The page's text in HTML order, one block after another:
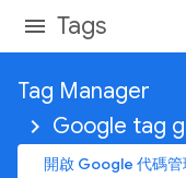
Tags
Tag Manager
Google tag
開啟 Google 代碼管